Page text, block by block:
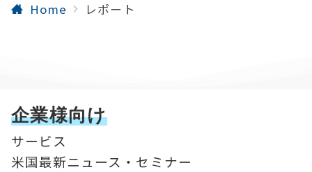
Home レポート
企業様向け
サービス
米国最新ニュース・セミナー